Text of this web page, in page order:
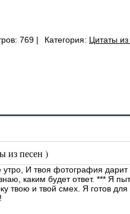
769 | Категория: Цитаты
из песен )
И твоя фотография
каким будет ответ. *** Я
твою и твой смех. Я готов для